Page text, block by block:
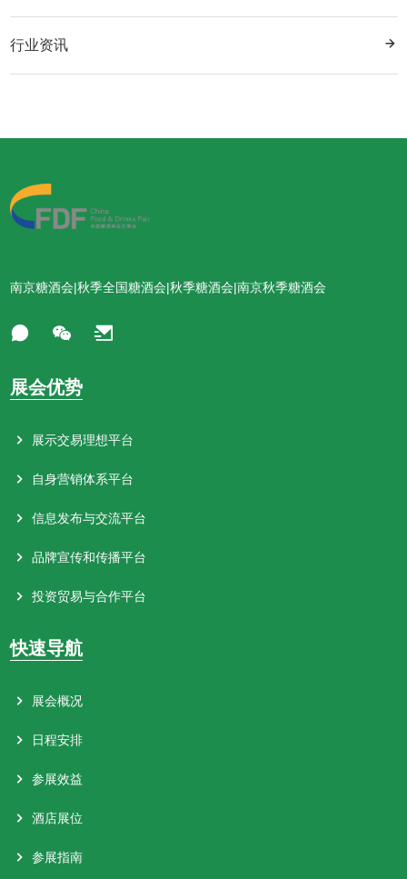
行业资讯
南京糖酒会|秋季全国糖酒会|秋季糖酒会|南京秋季糖酒会
展会优势
展示交易理想平台
自身营销体系平台
信息发布与交流平台
品牌宣传和传播平台
投资贸易与合作平台
快速导航
展会概况
日程安排
参展效益
酒店展位
参展指南